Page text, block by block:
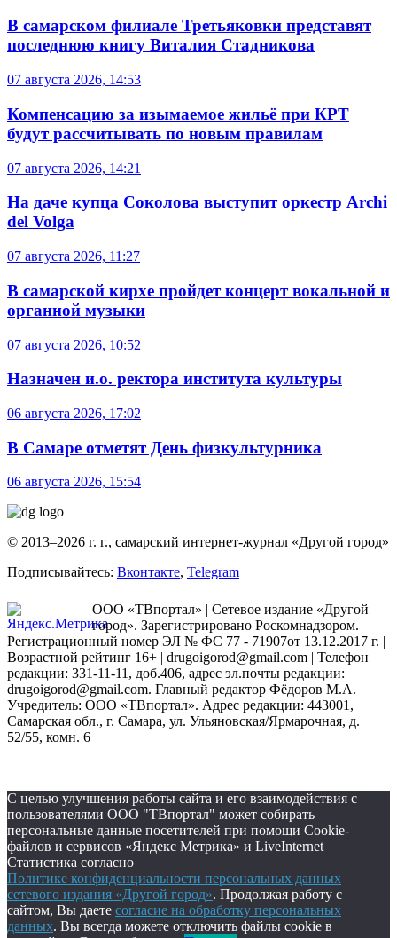
В самарском филиале Третьяковки представят
последнюю книгу Виталия Стадникова
07 августа 2026, 14:53
Компенсацию за изымаемое жильё при КРТ
будут рассчитывать по новым правилам
07 августа 2026, 14:21
На даче купца Соколова выступит оркестр Archi
del Volga
07 августа 2026, 11:27
В самарской кирхе пройдет концерт вокальной и
органной музыки
07 августа 2026, 10:52
Назначен и.о. ректора института культуры
06 августа 2026, 17:02
В Самаре отметят День физкультурника
06 августа 2026, 15:54
© 2013–2026 г. г., самарский интернет-журнал «Другой город»
Подписывайтесь: Вконтакте, Telegram
ООО «ТВпортал» | Сетевое издание «Другой
город». Зарегистрировано Роскомнадзором.
Регистрационный номер ЭЛ № ФС 77 - 71907от 13.12.2017 г. |
Возрастной рейтинг 16+ | drugoigorod@gmail.com | Телефон
редакции: 331-11-11, доб.406, адрес эл.почты редакции:
drugoigorod@gmail.com. Главный редактор Фёдоров М.А.
Учредитель: ООО «ТВпортал». Адрес редакции: 443001,
Самарская обл., г. Самара, ул. Ульяновская/Ярмарочная, д.
52/55, комн. 6
С целью улучшения работы сайта и его взаимодействия с
пользователями ООО "ТВпортал" может собирать
персональные данные посетителей при помощи Cookie-
файлов и сервисов «Яндекс Метрика» и LiveInternet
Статистика согласно
Политике конфиденциальности персональных данных
сетевого издания «Другой город». Продолжая работу с
сайтом, Вы даете согласие на обработку персональных
данных. Вы всегда можете отключить файлы cookie в